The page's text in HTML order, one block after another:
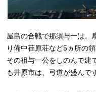
屋島の合戦で那須与一は、
り備中荏原荘など5ヵ所の
その祖与一公をしのんで建
も井原市は、弓道が盛んで